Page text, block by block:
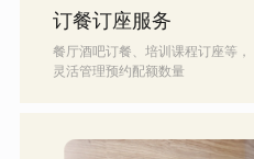
订餐订座服务
餐厅酒吧订餐、培训课程订座等，
灵活管理预约配额数量